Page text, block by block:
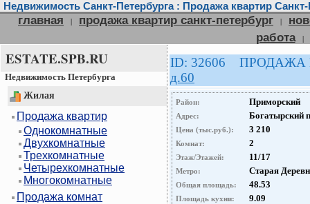
Недвижимость Санкт-Петербурга : Продажа квартир Санкт-
главная | продажа квартир санкт-петербург |
работа
|
ESTATE.SPB.RU
Недвижимость Петербурга
Жилая
Продажа квартир
Однокомнатные
Двухкомнатные
Трехкомнатные
Четырехкомнатные
Многокомнатные
Продажа комнат
ID: 32606
д.60
Район: Приморский
Адрес: Богатырский
Цена (тыс.руб.): 3 210
Комнат: 2
Этаж/Этажей: 11/17
Метро: Старая
Общая площадь: 48.53
Площадь кухни: 9.09